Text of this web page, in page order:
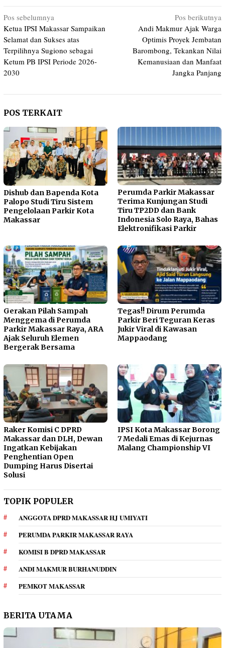
Navigasi
pos
Pos sebelumnya
Ketua IPSI Makassar Sampaikan
Selamat dan Sukses atas
Terpilihnya Sugiono sebagai
Ketum PB IPSI Periode 2026-
2030
Pos berikutnya
Andi Makmur Ajak Warga
Optimis Proyek Jembatan
Barombong, Tekankan Nilai
Kemanusiaan dan Manfaat
Jangka Panjang
POS TERKAIT
Dishub dan Bapenda Kota
Palopo Studi Tiru Sistem
Pengelolaan Parkir Kota
Makassar
Perumda Parkir Makassar
Terima Kunjungan Studi
Tiru TP2DD dan Bank
Indonesia Solo Raya, Bahas
Elektronifikasi Parkir
Gerakan Pilah Sampah
Menggema di Perumda
Parkir Makassar Raya, ARA
Ajak Seluruh Elemen
Bergerak Bersama
Tegas!! Dirum Perumda
Parkir Beri Teguran Keras
Jukir Viral di Kawasan
Mappaodang
Raker Komisi C DPRD
Makassar dan DLH, Dewan
Ingatkan Kebijakan
Penghentian Open
Dumping Harus Disertai
Solusi
IPSI Kota Makassar Borong
7 Medali Emas di Kejurnas
Malang Championship VI
TOPIK POPULER
ANGGOTA DPRD MAKASSAR HJ UMIYATI
PERUMDA PARKIR MAKASSAR RAYA
KOMISI B DPRD MAKASSAR
ANDI MAKMUR BURHANUDDIN
PEMKOT MAKASSAR
BERITA UTAMA